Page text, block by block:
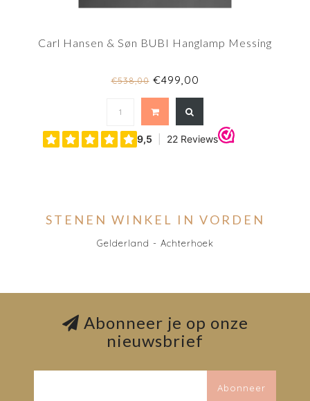
Carl Hansen & Søn BUBI Hanglamp Messing
€538,00€499,00
STENEN WINKEL IN VORDEN
Gelderland - Achterhoek
Abonneer je op onze
nieuwsbrief
Abonneer